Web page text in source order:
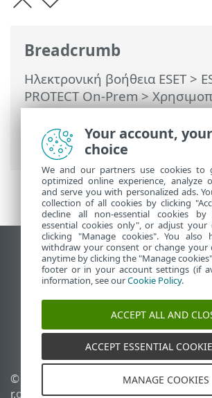
Breadcrumb
Ηλεκτρονική βοήθεια ESET>
PROTECT On-Prem>
το ESET PROTECT On-Prem>
PROTECT On-Prem Κύριο μενού
Υπολογιστές> Ομάδες
Προβολή ιστότοπου
End of Life
Γνωσιακή βάση ESET
Ομάδα συζήτησης ESET
ESET Status Portal
Τοπική υποστήριξη
© 1992 - 2026 ESET, spol. s
r.o. - Με την επιφύλαξη
Your account,
choice
We and our partners use cookies to
optimized online experience, analyze
and serve you with personalized ads.
collection of all cookies by clicking
decline all non-essential cookies by
essential cookies only", or adjust your
clicking "Manage cookies". You
withdraw your consent or change your
anytime by clicking the "Manage
footer or in your account settings (if
information, see ourCookie Policy.
ACCEPT ALL AND
ACCEPT ESSENTIAL
MANAGE COOKIES